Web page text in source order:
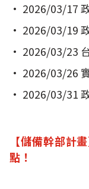
• 2026/03/17
• 2026/03/19
• 2026/03/23
• 2026/03/26
• 2026/03/31
【儲備幹部計
點！